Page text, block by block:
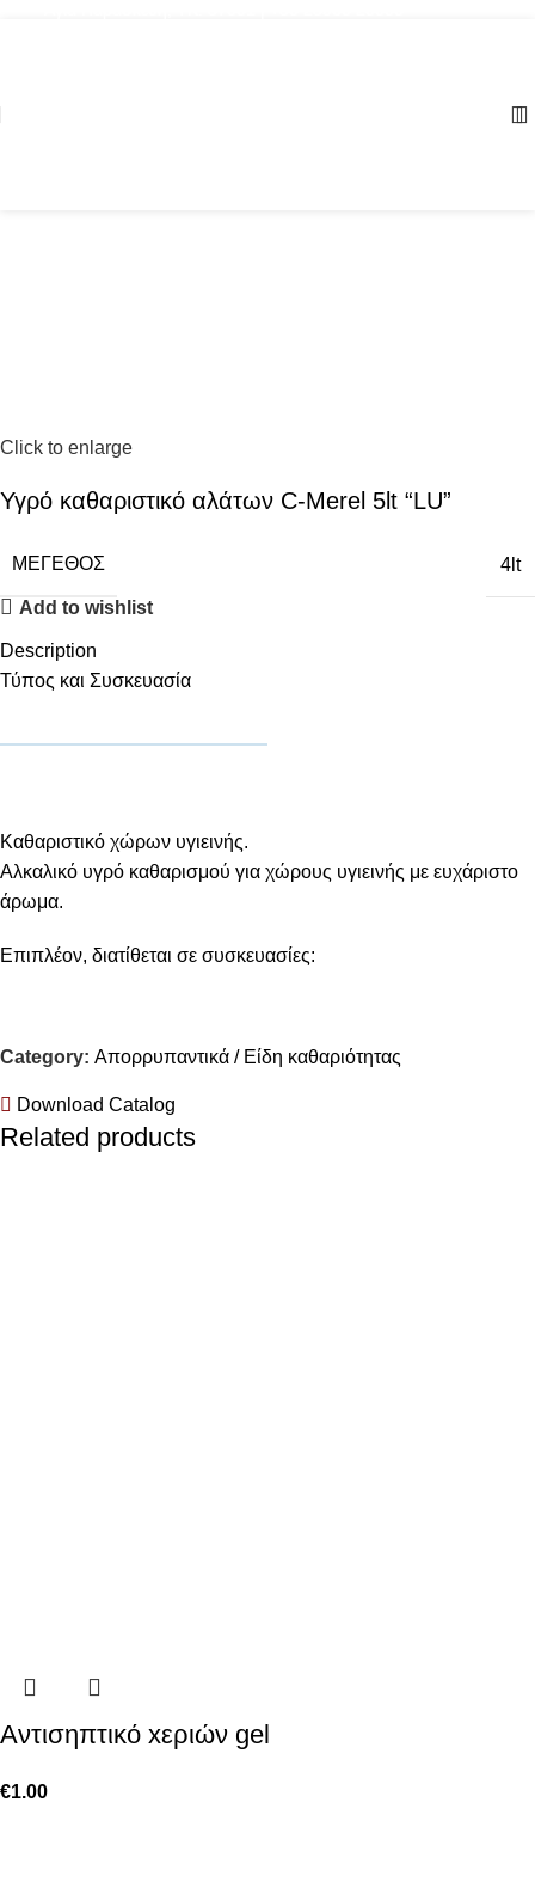
Click to enlarge
Υγρό καθαριστικό αλάτων C-Μerel 5lt “LU”
ΜΈΓΕΘΟΣ 4lt
Add to wishlist
Description
Τύπος και Συσκευασία
Καθαριστικό χώρων υγιεινής.
Αλκαλικό υγρό καθαρισμού για χώρους υγιεινής με ευχάριστο
άρωμα.
Eπιπλέον, διατίθεται σε συσκευασίες:
Category: Απορρυπαντικά / Είδη καθαριότητας
Download Catalog
Related products
Aντισηπτικό xεριών gel
€1.00